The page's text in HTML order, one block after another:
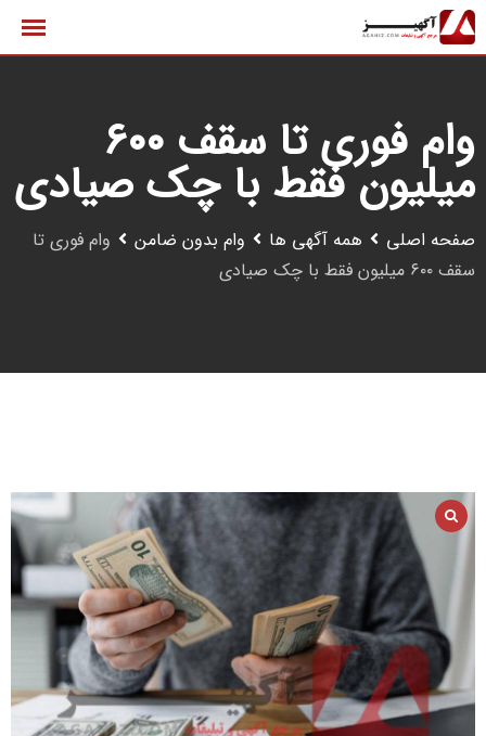
پرش
به
وام فوری تا سقف ۶۰۰
میلیون فقط با چک صیادی
صفحه اصلی همه آگهی ها وام بدون ضامن
وام فوری تا
سقف ۶۰۰ میلیون فقط با چک صیادی